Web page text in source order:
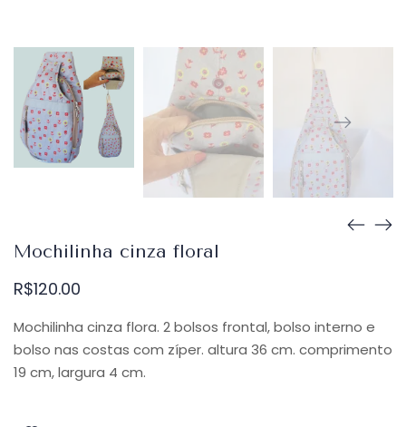
Mochilinha cinza floral
R$120.00
Mochilinha cinza flora. 2 bolsos frontal, bolso interno e
bolso nas costas com zíper. altura 36 cm. comprimento
19 cm, largura 4 cm.